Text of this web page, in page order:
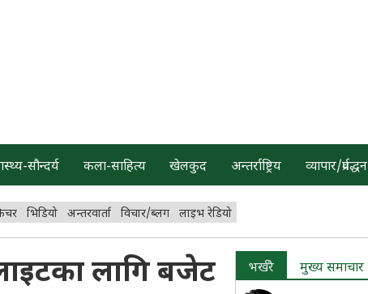
सौन्दर्य कला-साहित्य खेलकुद अन्तर्राष्ट्रिय व्यापार/प्रर्वद्धन
भिडियो अन्तरवार्ता विचार/ब्लग लाइभ रेडियो
लागि बजेट
भर्खरै मुख्य समाचार